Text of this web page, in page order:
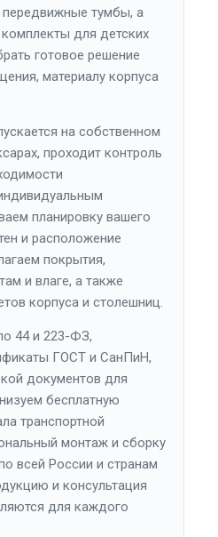
передвижные тумбы, а
для детских
готовое решение
материалу корпуса
на собственном
проходит контроль
планировку вашего
и расположение
покрытия,
и влаге, а также
корпуса и столешниц.
44 и 223-ФЗ,
ГОСТ и СанПиН,
документов для
бесплатную
транспортной
монтаж и сборку
всей России и странам
и консультация
для каждого